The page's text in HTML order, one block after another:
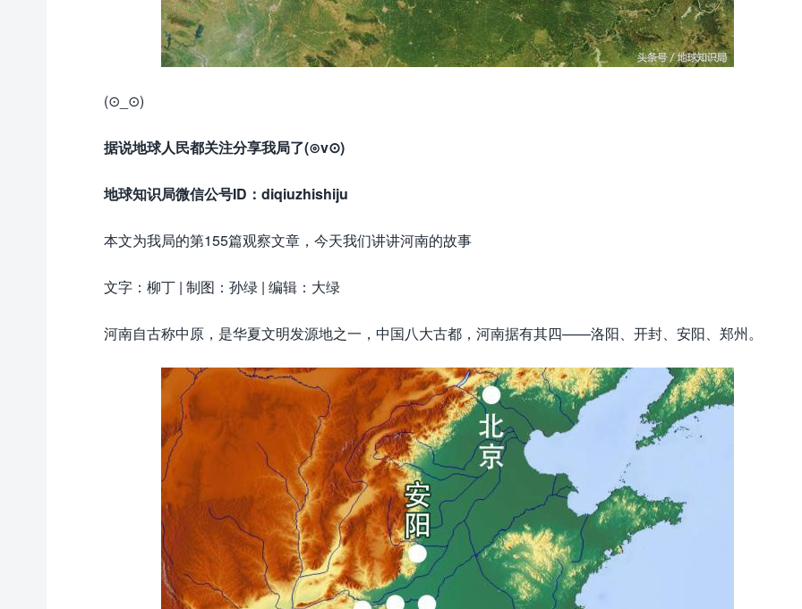
(⊙_⊙)
据说地球人民都关注分享我局了(⊙v⊙)
地球知识局微信公号ID：diqiuzhishiju
本文为我局的第155篇观察文章，今天我们讲讲河南的故事
文字：柳丁 | 制图：孙绿 | 编辑：大绿
河南自古称中原，是华夏文明发源地之一，中国八大古都，河南据有其四——洛阳、开封、安阳、郑州。